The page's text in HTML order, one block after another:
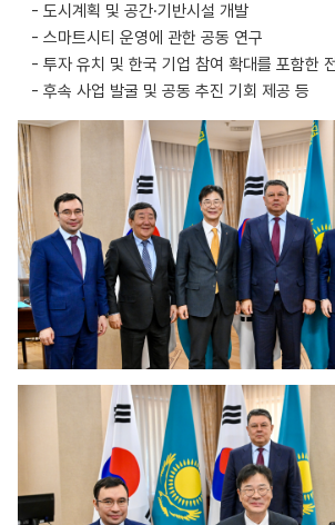
- 도시계획 및 공간·기반시설 개발
- 스마트시티 운영에 관한 공동 연구
- 투자 유치 및 한국 기업 참여 확대를 포함한
- 후속 사업 발굴 및 공동 추진 기회 제공 등